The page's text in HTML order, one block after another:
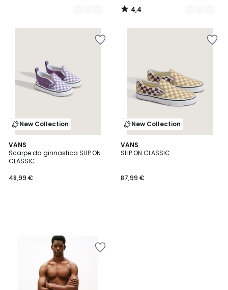
4,4
/
New Collection
VANS
Scarpe da ginnastica SLIP ON
CLASSIC
48,99 €
New Collection
VANS
SLIP ON CLASSIC
87,99 €